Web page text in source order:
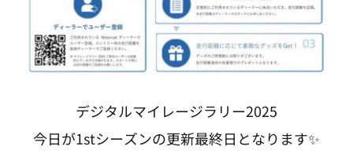
デジタルマイレージラリー2025
今日が1stシーズンの更新最終日となります✨